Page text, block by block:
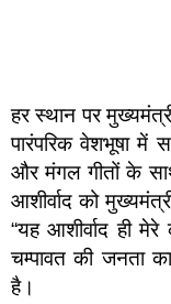
हर स्थान पर
पारंपरिक वेशभूषा में
और मंगल गीतों के
आशीर्वाद को
“यह आशीर्वाद ही
चम्पावत की जनता
है।